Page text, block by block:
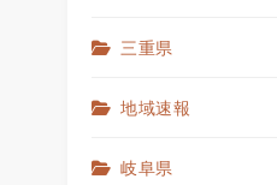
三重県
地域速報
岐阜県